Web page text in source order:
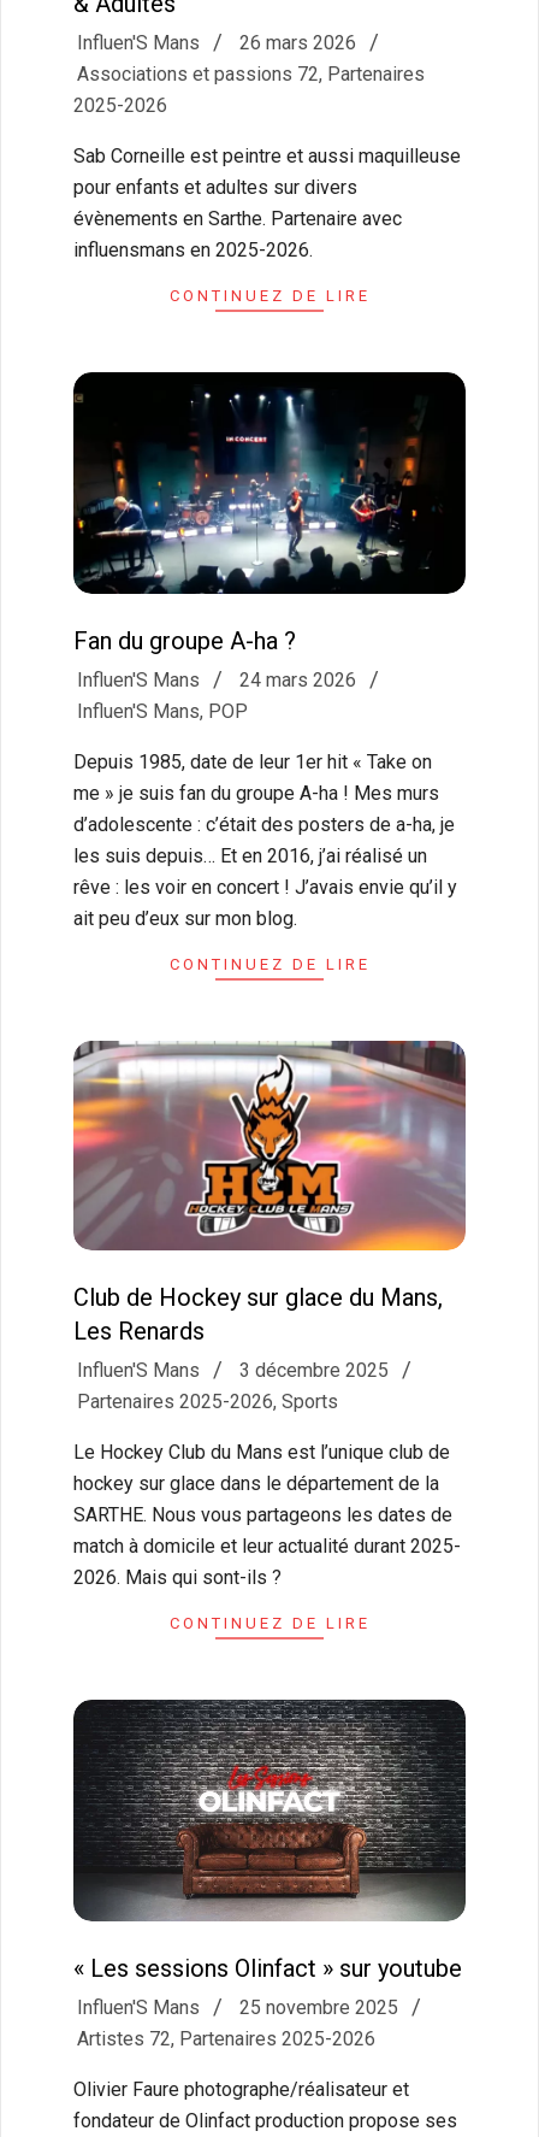
2026-
03-
26
Influen'S Mans
26 mars 2026
Associations et passions 72, Partenaires
2025-2026
Sab Corneille est peintre et aussi maquilleuse
pour enfants et adultes sur divers
évènements en Sarthe. Partenaire avec
influensmans en 2025-2026.
CONTINUEZ DE LIRE
Fan du groupe A-ha ?
2026-
03-
Influen'S Mans
24 mars 2026
Influen'S Mans, POP
Depuis 1985, date de leur 1er hit « Take on
me » je suis fan du groupe A-ha ! Mes murs
d’adolescente : c’était des posters de a-ha, je
les suis depuis… Et en 2016, j’ai réalisé un
rêve : les voir en concert ! J’avais envie qu’il y
ait peu d’eux sur mon blog.
CONTINUEZ DE LIRE
Club de Hockey sur glace du Mans,
Les Renards
2025-
12-
Influen'S Mans
3 décembre 2025
Partenaires 2025-2026, Sports
Le Hockey Club du Mans est l’unique club de
hockey sur glace dans le département de la
SARTHE. Nous vous partageons les dates de
match à domicile et leur actualité durant 2025-
2026. Mais qui sont-ils ?
CONTINUEZ DE LIRE
« Les sessions Olinfact » sur youtube
2025-
11-
Influen'S Mans
25 novembre 2025
Artistes 72, Partenaires 2025-2026
Olivier Faure photographe/réalisateur et
fondateur de Olinfact production propose ses